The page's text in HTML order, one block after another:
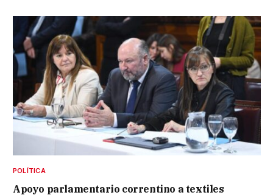
POLÍTICA
Apoyo parlamentario correntino a textiles